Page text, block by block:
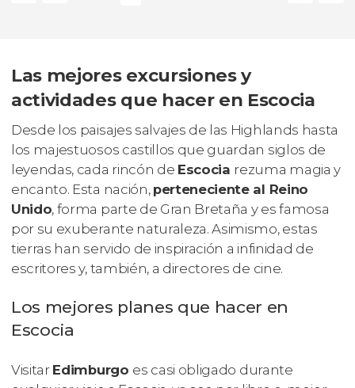
Las mejores excursiones y
actividades que hacer en Escocia
Desde los paisajes salvajes de las Highlands hasta
los majestuosos castillos que guardan siglos de
leyendas, cada rincón de Escocia rezuma magia y
encanto. Esta nación, perteneciente al Reino
Unido, forma parte de Gran Bretaña y es famosa
por su exuberante naturaleza. Asimismo, estas
tierras han servido de inspiración a infinidad de
escritores y, también, a directores de cine.
Los mejores planes que hacer en
Escocia
Visitar Edimburgo es casi obligado durante